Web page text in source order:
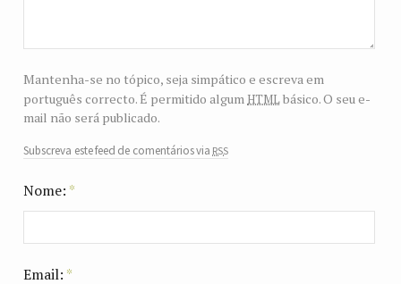
Mantenha-se no tópico, seja simpático e escreva em
português correcto. É permitido algum htmlbásico. O seu e-
mail não será publicado.
Subscreva este feed de comentários via rss
Nome: *
Email: *